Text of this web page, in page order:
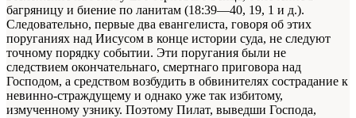
багряницу и биение по ланитам (18:39—40, 19, 1 и д.).
Следовательно, первые два евангелиста, говоря об этих
поруганиях над Иисусом в конце истории суда, не следуют
точному порядку событии. Эти поругания были не
следствием окончательнаго, смертнаго приговора над
Господом, а средством возбудить в обвинителях сострадание к
невинно-страждущему и однако уже так избитому,
измученному узнику. Поэтому Пилат, выведши Господа,